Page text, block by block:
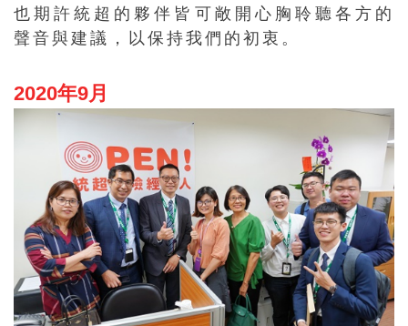
也期許統超的夥伴皆可敞開心胸聆聽各方的
聲音與建議，以保持我們的初衷。
2020年9月